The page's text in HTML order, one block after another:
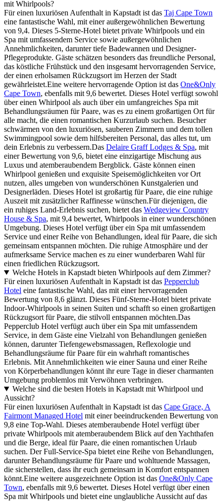
mit Whirlpools?
Für einen luxuriösen Aufenthalt in Kapstadt ist das Taj Cape Town
eine fantastische Wahl, mit einer außergewöhnlichen Bewertung
von 9,4. Dieses 5-Sterne-Hotel bietet private Whirlpools und ein
Spa mit umfassendem Service sowie außergewöhnlichen
Annehmlichkeiten, darunter tiefe Badewannen und Designer-
Pflegeprodukte. Gäste schätzen besonders das freundliche Personal,
das köstliche Frühstück und den insgesamt hervorragenden Service,
der einen erholsamen Rückzugsort im Herzen der Stadt
gewährleistet.Eine weitere hervorragende Option ist das One&Only
Cape Town, ebenfalls mit 9,6 bewertet. Dieses Hotel verfügt sowohl
über einen Whirlpool als auch über ein umfangreiches Spa mit
Behandlungsräumen für Paare, was es zu einem großartigen Ort für
alle macht, die einen romantischen Kurzurlaub suchen. Besucher
schwärmen von den luxuriösen, sauberen Zimmern und dem tollen
Swimmingpool sowie dem hilfsbereiten Personal, das alles tut, um
dein Erlebnis zu verbessern.Das Delaire Graff Lodges & Spa, mit
einer Bewertung von 9,6, bietet eine einzigartige Mischung aus
Luxus und atemberaubendem Bergblick. Gäste können einen
Whirlpool genießen und exquisite Speisemöglichkeiten vor Ort
nutzen, alles umgeben von wunderschönen Kunstgalerien und
Designerläden. Dieses Hotel ist großartig für Paare, die eine ruhige
Auszeit mit zusätzlicher Raffinesse wünschen.Für diejenigen, die
ein ruhiges Land-Erlebnis suchen, bietet das Wedgeview Country
House & Spa, mit 9,4 bewertet, Whirlpools in einer wunderschönen
Umgebung. Dieses Hotel verfügt über ein Spa mit umfassendem
Service und einer Reihe von Behandlungen, ideal für Paare, die sich
gemeinsam entspannen möchten. Die ruhige Atmosphäre und der
aufmerksame Service machen es zu einer wunderbaren Wahl für
einen friedlichen Rückzugsort.
Welche Hotels in Kapstadt bieten Whirlpools auf dem Zimmer?
Für einen luxuriösen Aufenthalt in Kapstadt ist das Pepperclub
Hotel eine fantastische Wahl, das mit einer hervorragenden
Bewertung von 8,6 glänzt. Dieses Fünf-Sterne-Hotel bietet private
Indoor-Whirlpools in seinen Suiten und schafft so einen großartigen
Rückzugsort für Paare, die stilvoll entspannen möchten.Das
Pepperclub Hotel verfügt auch über ein Spa mit umfassendem
Service, in dem Gäste eine Vielzahl von Behandlungen genießen
können, darunter Tiefengewebsmassagen, Reflexologie und
Behandlungsräume für Paare für ein wahrhaft romantisches
Erlebnis. Mit Annehmlichkeiten wie einer Sauna und einer Reihe
von Körperbehandlungen könnt ihr eure Tage in dieser charmanten
Umgebung problemlos mit Verwöhnen verbringen.
Welche sind die besten Hotels in Kapstadt mit Whirlpool und
Aussicht?
Für einen luxuriösen Aufenthalt in Kapstadt ist das Cape Grace, A
Fairmont Managed Hotel mit einer beeindruckenden Bewertung von
9,8 eine Top-Wahl. Dieses atemberaubende Hotel verfügt über
private Whirlpools mit atemberaubendem Blick auf den Yachthafen
und die Berge, ideal für Paare, die einen romantischen Urlaub
suchen. Der Full-Service-Spa bietet eine Reihe von Behandlungen,
darunter Behandlungsräume für Paare und wohltuende Massagen,
die sicherstellen, dass ihr euch gemeinsam in Komfort entspannen
könnt.Eine weitere ausgezeichnete Option ist das One&Only Cape
Town, ebenfalls mit 9,6 bewertet. Dieses Hotel verfügt über einen
Spa mit Whirlpools und bietet eine unglaubliche Aussicht auf das